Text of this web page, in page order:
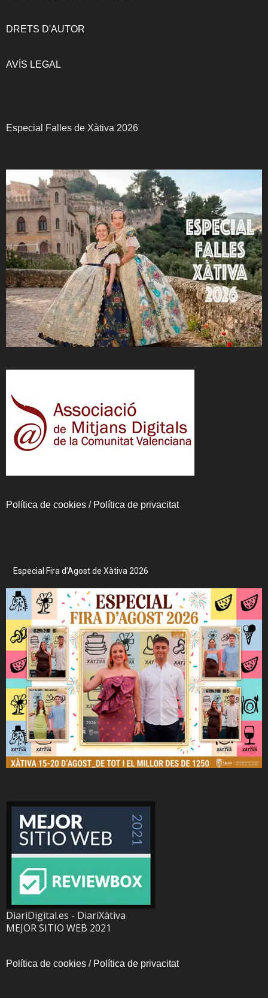
DRETS D'AUTOR
AVÍS LEGAL
Especial Falles de Xàtiva 2026
Política de cookies / Política de privacitat
Especial Fira d’Agost de Xàtiva 2026
DiariDigital.es - DiariXàtiva
MEJOR SITIO WEB 2021
Política de cookies / Política de privacitat